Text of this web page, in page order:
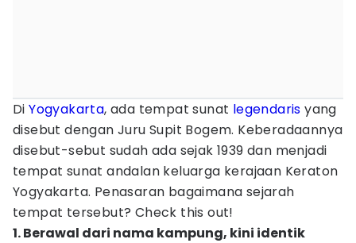
DiYogyakarta, ada tempat sunat legendaris yang
disebut dengan Juru Supit Bogem. Keberadaannya
disebut-sebut sudah ada sejak 1939 dan menjadi
tempat sunat andalan keluarga kerajaan Keraton
Yogyakarta. Penasaran bagaimana sejarah
tempat tersebut? Check this out!
1. Berawal dari nama kampung, kini identik